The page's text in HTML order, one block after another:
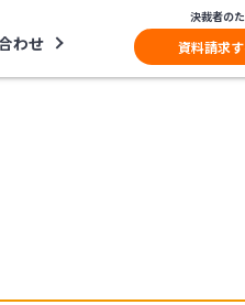
わせ
決裁者の
資料請求